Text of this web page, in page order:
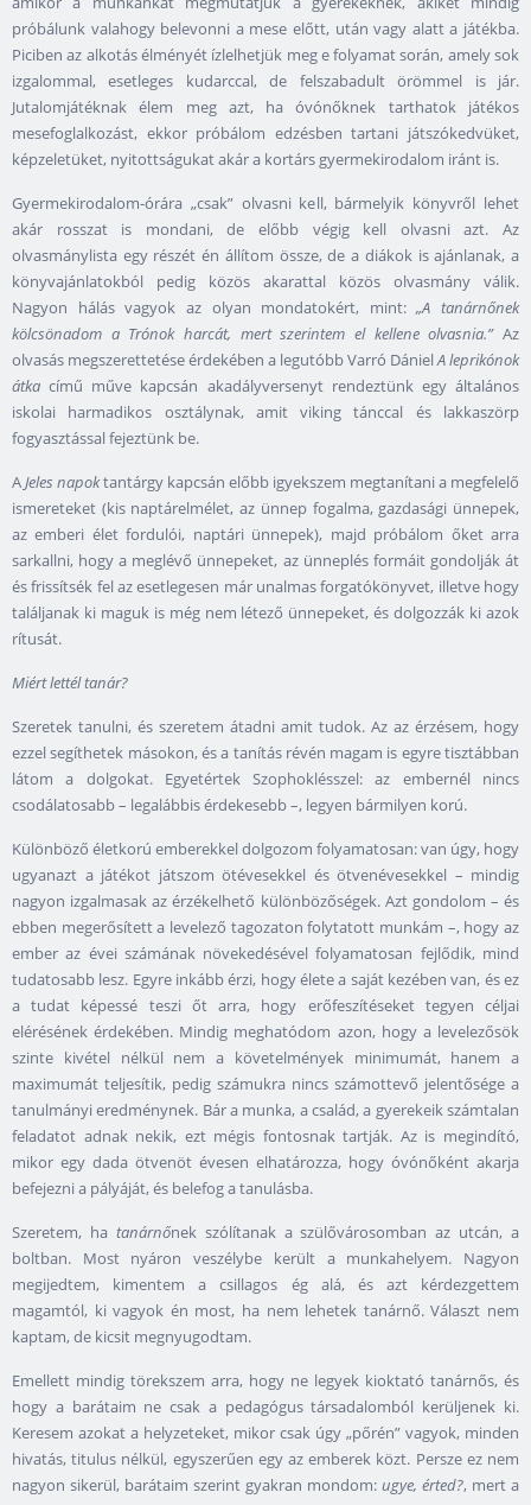
próbálunk valahogy belevonni a mese előtt, után vagy alatt a játékba.
Piciben az alkotás élményét ízlelhetjük meg e folyamat során, amely sok
izgalommal, esetleges kudarccal, de felszabadult örömmel is jár.
Jutalomjátéknak élem meg azt, ha óvónőknek tarthatok játékos
mesefoglalkozást, ekkor próbálom edzésben tartani játszókedvüket,
képzeletüket, nyitottságukat akár a kortárs gyermekirodalom iránt is.
Gyermekirodalom-órára „csak” olvasni kell, bármelyik könyvről lehet
akár rosszat is mondani, de előbb végig kell olvasni azt. Az
olvasmánylista egy részét én állítom össze, de a diákok is ajánlanak, a
könyvajánlatokból pedig közös akarattal közös olvasmány válik.
Nagyon hálás vagyok az olyan mondatokért, mint:„A tanárnőnek
kölcsönadom a Trónok harcát, mert szerintem el kellene olvasnia.”Az
olvasás megszerettetése érdekében a legutóbb Varró DánielA leprikónok
átka című műve kapcsán akadályversenyt rendeztünk egy általános
iskolai harmadikos osztálynak, amit viking tánccal és lakkaszörp
fogyasztással fejeztünk be.
AJeles napoktantárgy kapcsán előbb igyekszem megtanítani a megfelelő
ismereteket (kis naptárelmélet, az ünnep fogalma, gazdasági ünnepek,
az emberi élet fordulói, naptári ünnepek), majd próbálom őket arra
sarkallni, hogy a meglévő ünnepeket, az ünneplés formáit gondolják át
és frissítsék fel az esetlegesen már unalmas forgatókönyvet, illetve hogy
találjanak ki maguk is még nem létező ünnepeket, és dolgozzák ki azok
rítusát.
Miért lettél tanár?
Szeretek tanulni, és szeretem átadni amit tudok. Az az érzésem, hogy
ezzel segíthetek másokon, és a tanítás révén magam is egyre tisztábban
látom a dolgokat. Egyetértek Szophoklésszel: az embernél nincs
csodálatosabb – legalábbis érdekesebb –, legyen bármilyen korú.
Különböző életkorú emberekkel dolgozom folyamatosan: van úgy, hogy
ugyanazt a játékot játszom ötévesekkel és ötvenévesekkel – mindig
nagyon izgalmasak az érzékelhető különbözőségek. Azt gondolom – és
ebben megerősített a levelező tagozaton folytatott munkám –, hogy az
ember az évei számának növekedésével folyamatosan fejlődik, mind
tudatosabb lesz. Egyre inkább érzi, hogy élete a saját kezében van, és ez
a tudat képessé teszi őt arra, hogy erőfeszítéseket tegyen céljai
elérésének érdekében. Mindig meghatódom azon, hogy a levelezősök
szinte kivétel nélkül nem a követelmények minimumát, hanem a
maximumát teljesítik, pedig számukra nincs számottevő jelentősége a
tanulmányi eredménynek. Bár a munka, a család, a gyerekeik számtalan
feladatot adnak nekik, ezt mégis fontosnak tartják. Az is megindító,
mikor egy dada ötvenöt évesen elhatározza, hogy óvónőként akarja
befejezni a pályáját, és belefog a tanulásba.
Szeretem, ha tanárnőnek szólítanak a szülővárosomban az utcán, a
boltban. Most nyáron veszélybe került a munkahelyem. Nagyon
megijedtem, kimentem a csillagos ég alá, és azt kérdezgettem
magamtól, ki vagyok én most, ha nem lehetek tanárnő. Választ nem
kaptam, de kicsit megnyugodtam.
Emellett mindig törekszem arra, hogy ne legyek kioktató tanárnős, és
hogy a barátaim ne csak a pedagógus társadalomból kerüljenek ki.
Keresem azokat a helyzeteket, mikor csak úgy „pőrén” vagyok, minden
hivatás, titulus nélkül, egyszerűen egy az emberek közt. Persze ez nem
nagyon sikerül, barátaim szerint gyakran mondom: ugye, érted?, mert a